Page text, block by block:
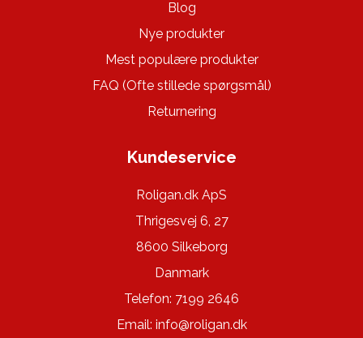
Blog
Nye produkter
Mest populære produkter
FAQ (Ofte stillede spørgsmål)
Returnering
Kundeservice
Roligan.dk ApS
Thrigesvej 6, 27
8600 Silkeborg
Danmark
Telefon: 7199 2646
Email: info@roligan.dk